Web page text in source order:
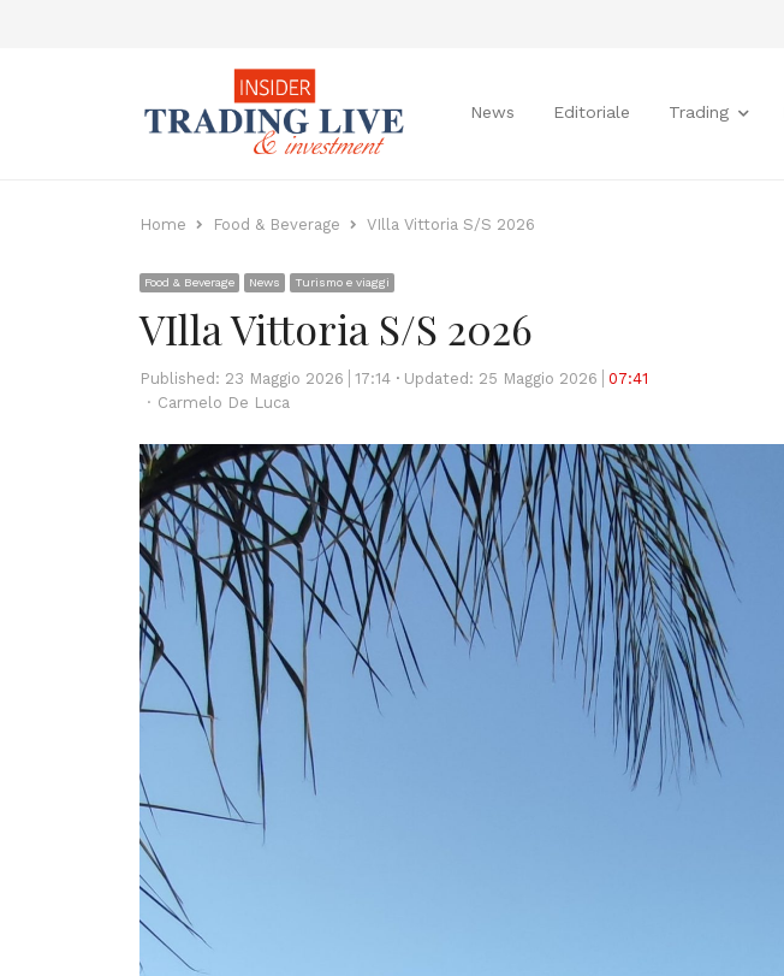
News Editoriale Trading
Home Food & Beverage VIlla Vittoria S/S 2026
Food & Beverage News Turismo e viaggi
VIlla Vittoria S/S 2026
Published: 23 Maggio 2026 17:14 Updated: 25 Maggio 2026
07:41
Author
Carmelo De Luca